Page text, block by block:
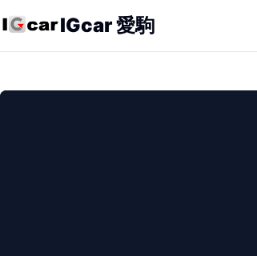
IGcar 愛駒